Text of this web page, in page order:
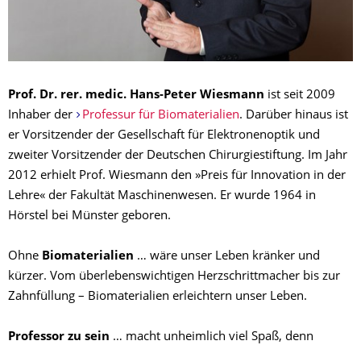
Prof. Dr. rer. medic. Hans-Peter Wiesmann ist seit 2009
Inhaber der
Professur für Biomaterialien. Darüber hinaus ist
er Vorsitzender der Gesellschaft für Elektronenoptik und
zweiter Vorsitzender der Deutschen Chirurgiestiftung. Im Jahr
2012 erhielt Prof. Wiesmann den »Preis für Innovation in der
Lehre« der Fakultät Maschinenwesen. Er wurde 1964 in
Hörstel bei Münster geboren.
Ohne Biomaterialien … wäre unser Leben kränker und
kürzer. Vom überlebenswichtigen Herzschrittmacher bis zur
Zahnfüllung – Biomaterialien erleichtern unser Leben.
Professor zu sein … macht unheimlich viel Spaß, denn